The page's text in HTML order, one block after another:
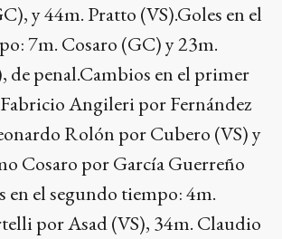
y 44m. Pratto (VS).Goles en el
7m. Cosaro (GC) y 23m.
de penal.Cambios en el primer
Angileri por Fernández
Rolón por Cubero (VS) y
Cosaro por García Guerreño
en el segundo tiempo: 4m.
por Asad (VS), 34m. Claudio